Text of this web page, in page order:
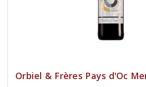
Orbiel & Frères Pays d'Oc